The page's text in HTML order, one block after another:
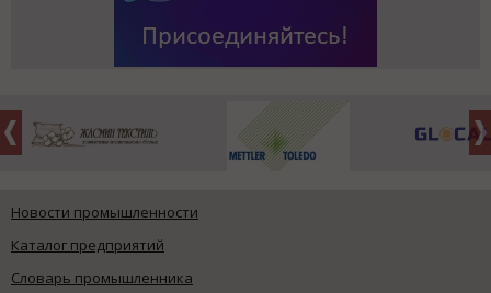
Новости промышленности
Каталог предприятий
Словарь промышленника